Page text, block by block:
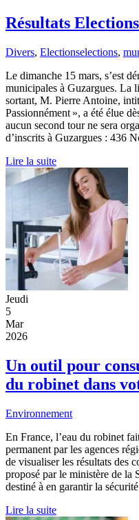
Résultats
Divers, Electionselections,
Le dimanche 15 mars, s’est
municipales à Guzargues. La
sortant, M. Pierre Antoine,
Passionnément », a été élue
aucun second tour ne sera
d’inscrits à Guzargues : 436
Lire la suite
Jeudi
5
Mar
2026
Un outil pour
du robinet dans
Environnement
En France, l’eau du robinet
permanent par les agences
de visualiser les résultats des
proposé par le ministère de la
destiné à en garantir la
Lire la suite